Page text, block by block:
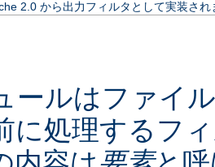
2.0 から出力フィルタとして実装され
ールはファイ
に処理するフ